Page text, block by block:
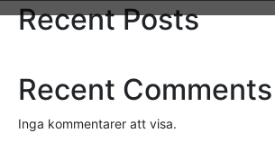
Recent Posts
Recent Comments
Inga kommentarer att visa.